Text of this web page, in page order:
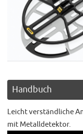
Handbuch
Leicht verständliche
mit Metalldetektor.